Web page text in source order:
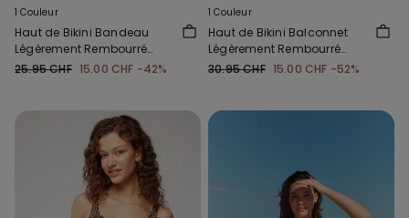
1 Couleur
Haut de Bikini Bandeau
Légèrement Rembourré
Savage Sun
25.95 CHF 15.00 CHF -42%
1 Couleur
Haut de Bikini Balconnet
Légèrement Rembourré
Savage Sun
30.95 CHF 15.00 CHF -52%